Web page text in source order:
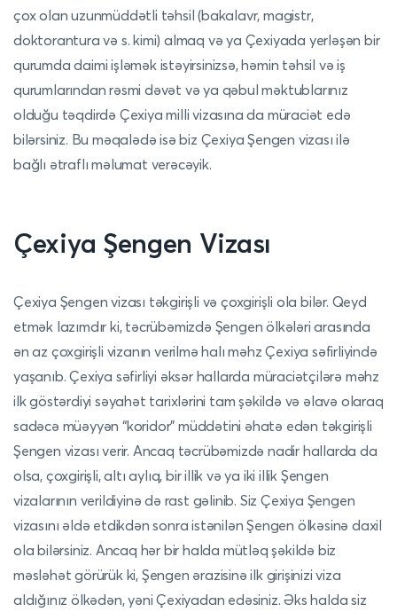
çox olan uzunmüddətli təhsil (bakalavr, magistr,
doktorantura və s. kimi) almaq və ya Çexiyada yerləşən bir
qurumda daimi işləmək istəyirsinizsə, həmin təhsil və iş
qurumlarından rəsmi dəvət və ya qəbul məktublarınız
olduğu təqdirdə Çexiya milli vizasına da müraciət edə
bilərsiniz. Bu məqalədə isə biz Çexiya Şengen vizası ilə
bağlı ətraflı məlumat verəcəyik.
Çexiya Şengen Vizası
Çexiya Şengen vizası təkgirişli və çoxgirişli ola bilər. Qeyd
etmək lazımdır ki, təcrübəmizdə Şengen ölkələri arasında
ən az çoxgirişli vizanın verilmə halı məhz Çexiya səfirliyində
yaşanıb. Çexiya səfirliyi əksər hallarda müraciətçilərə məhz
ilk göstərdiyi səyahət tarixlərini tam şəkildə və əlavə olaraq
sadəcə müəyyən “koridor” müddətini əhatə edən təkgirişli
Şengen vizası verir. Ancaq təcrübəmizdə nadir hallarda da
olsa, çoxgirişli, altı aylıq, bir illik və ya iki illik Şengen
vizalarının verildiyinə də rast gəlinib. Siz Çexiya Şengen
vizasını əldə etdikdən sonra istənilən Şengen ölkəsinə daxil
ola bilərsiniz. Ancaq hər bir halda mütləq şəkildə biz
məsləhət görürük ki, Şengen ərazisinə ilk girişinizi viza
aldığınız ölkədən, yəni Çexiyadan edəsiniz. Əks halda siz